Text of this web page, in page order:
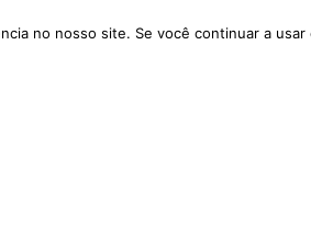
Filhotes Nossos Serviços
no nosso site. Se você continuar a